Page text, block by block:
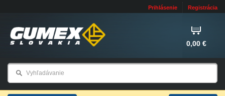
Prihlásenie Registrácia
0,00 €